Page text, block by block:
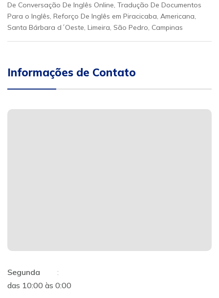
De Conversação De Inglês Online, Tradução De Documentos
Para o Inglês, Reforço De Inglês em Piracicaba, Americana,
Santa Bárbara d´Oeste, Limeira, São Pedro, Campinas
Informações de Contato
Segunda
:
das 10:00 às 0:00